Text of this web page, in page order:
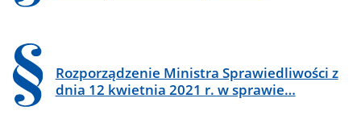
Rozporządzenie Ministra Sprawiedliwości z
dnia 12 kwietnia 2021 r. w sprawie…